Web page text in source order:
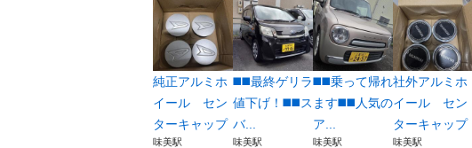
純正アルミホ
イール セン
ターキャップ
味美駅
◼️◼️最終ゲリラ
値下げ！◼️◼️ス
バ...
味美駅
◼️◼️乗って帰れ
ます◼️◼️人気の
ア...
味美駅
社外アルミホ
イール セン
ターキャップ
味美駅